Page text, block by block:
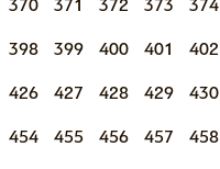
370 371 372 373 374
398 399 400 401 402
426 427 428 429 430
454 455 456 457 458